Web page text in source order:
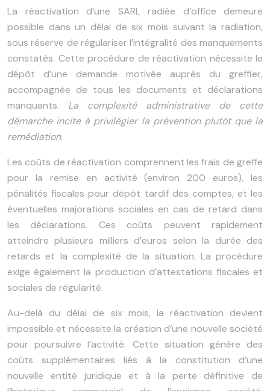
La réactivation d’une SARL radiée d’office demeure
possible dans un délai de six mois suivant la radiation,
sous réserve de régulariser l’intégralité des manquements
constatés. Cette procédure de réactivation nécessite le
dépôt d’une demande motivée auprès du greffier,
accompagnée de tous les documents et déclarations
manquants. La complexité administrative de cette
démarche incite à privilégier la prévention plutôt que la
remédiation.
Les coûts de réactivation comprennent les frais de greffe
pour la remise en activité (environ 200 euros), les
pénalités fiscales pour dépôt tardif des comptes, et les
éventuelles majorations sociales en cas de retard dans
les déclarations. Ces coûts peuvent rapidement
atteindre plusieurs milliers d’euros selon la durée des
retards et la complexité de la situation. La procédure
exige également la production d’attestations fiscales et
sociales de régularité.
Au-delà du délai de six mois, la réactivation devient
impossible et nécessite la création d’une nouvelle société
pour poursuivre l’activité. Cette situation génère des
coûts supplémentaires liés à la constitution d’une
nouvelle entité juridique et à la perte définitive de